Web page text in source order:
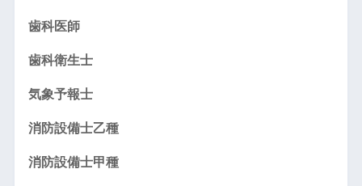
歯科医師
歯科衛生士
気象予報士
消防設備士乙種
消防設備士甲種